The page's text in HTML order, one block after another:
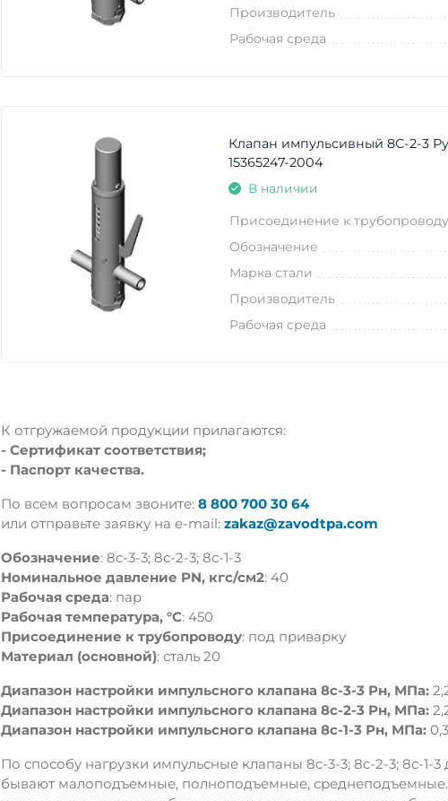
Производитель
Рабочая среда
Клапан импульсивный 8С-2-3
15365247-2004
В наличии
Присоединение к трубопроводу
Обозначение
Марка стали
Производитель
Рабочая среда
К отгружаемой продукции прилагаются:
- Сертификат соответствия;
- Паспорт качества.
По всем вопросам звоните: 8 800 700 30 64
или отправьте заявку на e-mail: zakaz@zavodtpa.com
Обозначение: 8c-3-3; 8с-2-3; 8с-1-3
Номинальное давление PN, кгс/см2: 40
Рабочая среда: пар
Рабочая температура, °С: 450
Присоединение к трубопроводу: под приварку
Материал (основной): сталь 20
Диапазон настройки импульсного клапана 8c-3-3 Рн, МПа:
Диапазон настройки импульсного клапана 8c-2-3 Рн, МПа:
Диапазон настройки импульсного клапана 8с-1-3 Рн, МПа:
По способу нагрузки импульсные клапаны 8c-3-3; 8с-2-3; 8с-
бывают малоподъемные, полноподъемные, среднеподъемные.